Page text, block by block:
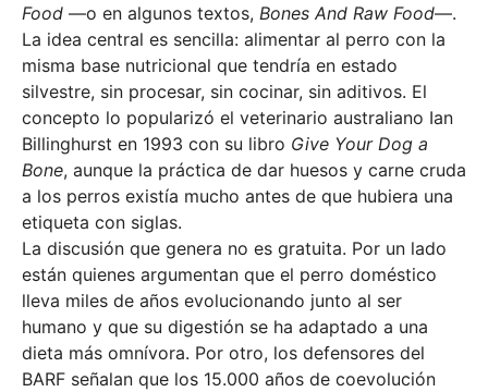
Food —o en algunos textos, Bones And Raw Food—.
La idea central es sencilla: alimentar al perro con la
misma base nutricional que tendría en estado
silvestre, sin procesar, sin cocinar, sin aditivos. El
concepto lo popularizó el veterinario australiano Ian
Billinghurst en 1993 con su libro Give Your Dog a
Bone, aunque la práctica de dar huesos y carne cruda
a los perros existía mucho antes de que hubiera una
etiqueta con siglas.
La discusión que genera no es gratuita. Por un lado
están quienes argumentan que el perro doméstico
lleva miles de años evolucionando junto al ser
humano y que su digestión se ha adaptado a una
dieta más omnívora. Por otro, los defensores del
BARF señalan que los 15.000 años de coevolución